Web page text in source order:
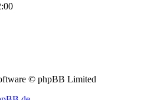
© phpBB Limited